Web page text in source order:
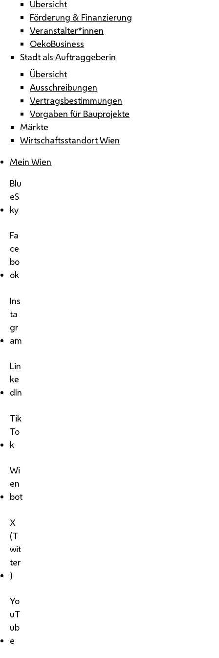
Übersicht
Förderung & Finanzierung
Veranstalter*innen
OekoBusiness
Stadt als Auftraggeberin
Übersicht
Ausschreibungen
Vertragsbestimmungen
Vorgaben für Bauprojekte
Märkte
Wirtschaftsstandort Wien
Mein Wien
Blu
eS
ky
Fa
ce
bo
ok
Ins
ta
gr
am
Lin
ke
dIn
Tik
To
k
Wi
en
bot
X
(T
wit
ter
)
Yo
uT
ub
e